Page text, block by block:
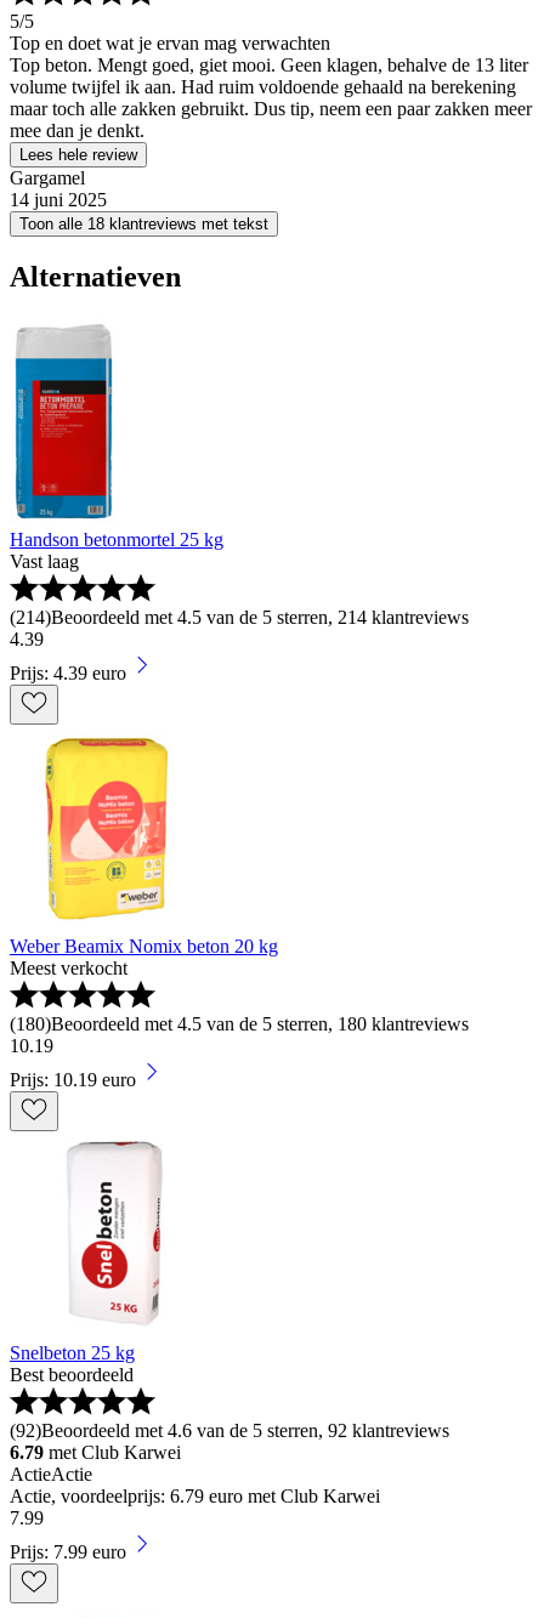
5/5
Top en doet wat je ervan mag verwachten
Top beton. Mengt goed, giet mooi. Geen klagen, behalve de 13 liter
volume twijfel ik aan. Had ruim voldoende gehaald na berekening
maar toch alle zakken gebruikt. Dus tip, neem een paar zakken meer
mee dan je denkt.
Lees hele review
Gargamel
14 juni 2025
Toon alle 18 klantreviews met tekst
Alternatieven
Handson betonmortel 25 kg
Vast laag
(214)Beoordeeld met 4.5 van de 5 sterren, 214 klantreviews
4.39
Prijs: 4.39 euro
Weber Beamix Nomix beton 20 kg
Meest verkocht
(180)Beoordeeld met 4.5 van de 5 sterren, 180 klantreviews
10.19
Prijs: 10.19 euro
Snelbeton 25 kg
Best beoordeeld
(92)Beoordeeld met 4.6 van de 5 sterren, 92 klantreviews
6.79 met Club Karwei
ActieActie
Actie, voordeelprijs: 6.79 euro met Club Karwei
7.99
Prijs: 7.99 euro